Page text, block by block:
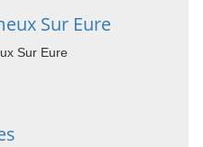
Sur Eure
Sur Eure